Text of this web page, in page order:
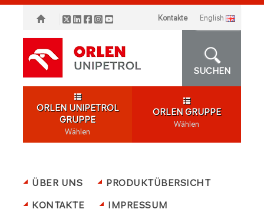
Kontakte english
SUCHEN
ORLEN UNIPETROL
GRUPPE
Wählen
ORLEN GRUPPE
Wählen
ÜBER UNS
PRODUKTÜBERSICHT
KONTAKTE
IMPRESSUM